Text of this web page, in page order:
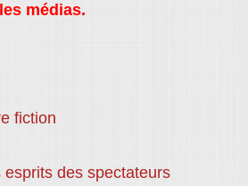
médias.
fiction
des spectateurs